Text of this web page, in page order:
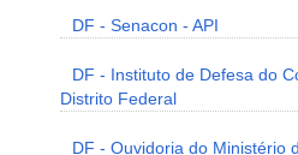
DF - Senacon - API
DF - Instituto de Defesa do
Distrito Federal
DF - Ouvidoria do Ministério